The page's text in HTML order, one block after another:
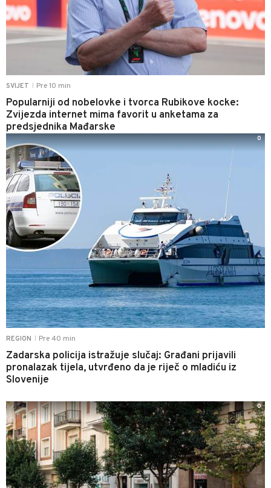
SVIJET Pre 10 min
Popularniji od nobelovke i tvorca Rubikove kocke:
Zvijezda internet mima favorit u anketama za
predsjednika Mađarske
REGION Pre 40 min
Zadarska policija istražuje slučaj: Građani prijavili
pronalazak tijela, utvrđeno da je riječ o mladiću iz
Slovenije
0
0